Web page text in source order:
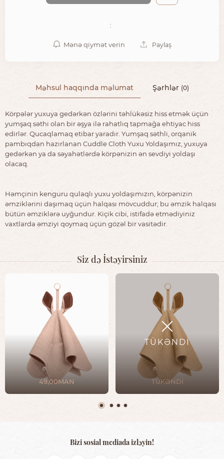
:
Mənə qiymət verin Paylaş
Məhsul haqqında məlumat Şərhlər (0)
Körpələr yuxuya gedərkən özlərini təhlükəsiz hiss etmək üçün
yumşaq səthi olan bir əşya ilə rahatlıq tapmağa ehtiyac hiss
edirlər. Qucaqlamaq etibar yaradır. Yumşaq səthli, orqanik
pambıqdan hazırlanan Cuddle Cloth Yuxu Yoldaşımız, yuxuya
gedərkən ya da səyahətlərdə körpənizin ən sevdiyi yoldaşı
olacaq.
Həmçinin kenguru qulaqlı yuxu yoldaşımızın, körpənizin
əmziklərini daşımaq üçün halqası mövcuddur; bu əmzik halqası
bütün əmziklərə uyğundur. Kiçik cibi, istifadə etmədiyiniz
vaxtlarda əmziyi qoymaq üçün gözəl bir vasitədir.
Siz də İstəyirsiniz
49,00MAN
TÜKƏNDİ
TÜKƏNDİ
Bizi sosial mediada izləyin!